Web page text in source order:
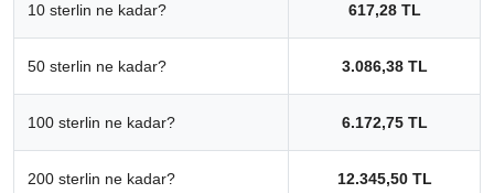
10 sterlin ne kadar? 617,28 TL
50 sterlin ne kadar? 3.086,38 TL
100 sterlin ne kadar? 6.172,75 TL
200 sterlin ne kadar? 12.345,50 TL